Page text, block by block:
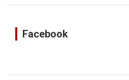
Facebook